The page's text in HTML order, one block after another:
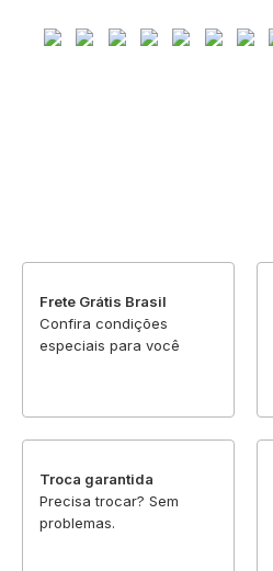
Frete Grátis Brasil
Confira condições
especiais para você
Troca garantida
Precisa trocar? Sem
problemas.